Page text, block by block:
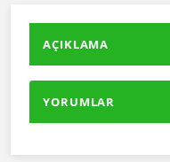
AÇIKLAMA
YORUMLAR